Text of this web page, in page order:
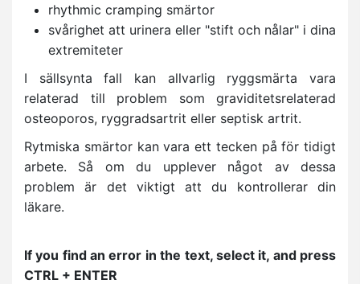
rhythmic cramping smärtor
svårighet att urinera eller "stift och nålar" i dina
extremiteter
I sällsynta fall kan allvarlig ryggsmärta vara
relaterad till problem som graviditetsrelaterad
osteoporos, ryggradsartrit eller septisk artrit.
Rytmiska smärtor kan vara ett tecken på för tidigt
arbete. Så om du upplever något av dessa
problem är det viktigt att du kontrollerar din
läkare.
If you find an error in the text, select it, and press
CTRL + ENTER